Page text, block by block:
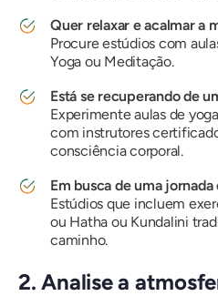
Quer relaxar e acalmar a
Procure estúdios com
Yoga ou Meditação.
Está se recuperando de
Experimente aulas de
com instrutores
consciência corporal.
Em busca de uma
Estúdios que incluem
ou Hatha ou Kundalini
caminho.
2. Analise a